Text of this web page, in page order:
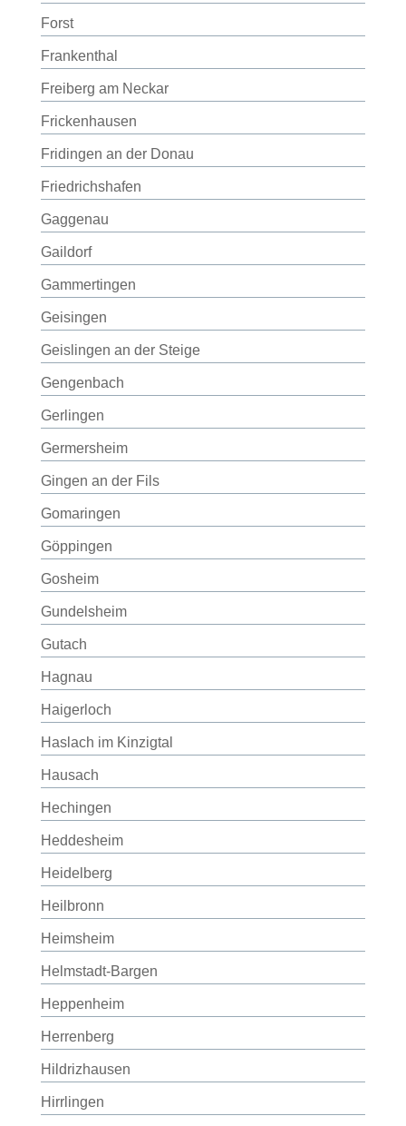
Forst
Frankenthal
Freiberg am Neckar
Frickenhausen
Fridingen an der Donau
Friedrichshafen
Gaggenau
Gaildorf
Gammertingen
Geisingen
Geislingen an der Steige
Gengenbach
Gerlingen
Germersheim
Gingen an der Fils
Gomaringen
Göppingen
Gosheim
Gundelsheim
Gutach
Hagnau
Haigerloch
Haslach im Kinzigtal
Hausach
Hechingen
Heddesheim
Heidelberg
Heilbronn
Heimsheim
Helmstadt-Bargen
Heppenheim
Herrenberg
Hildrizhausen
Hirrlingen